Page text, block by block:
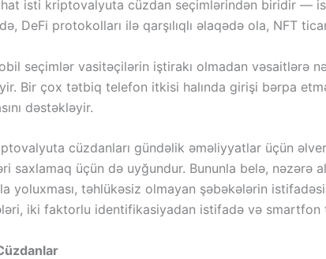
isti kriptovalyuta cüzdan seçimlərindən biridir —
DeFi protokolları ilə qarşılıqlı əlaqədə ola, NFT
seçimlər vasitəçilərin iştirakı olmadan vəsaitlərə
Bir çox tətbiq telefon itkisi halında girişi bərpa
dəstəkləyir.
cüzdanları gündəlik əməliyyatlar üçün
saxlamaq üçün də uyğundur. Bununla belə,
yoluxması, təhlükəsiz olmayan şəbəkələrin
iki faktorlu identifikasiyadan istifadə və